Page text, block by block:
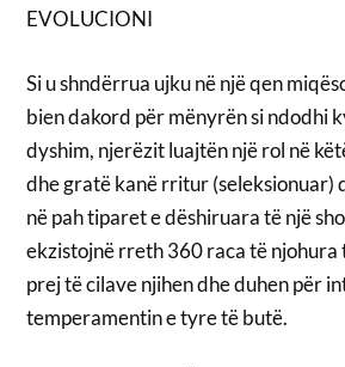
EVOLUCIONI
Si u shndërrua ujku në një qen
bien dakord për mënyrën si ndodhi
dyshim, njerëzit luajtën një rol në
dhe gratë kanë rritur (seleksionuar)
në pah tiparet e dëshiruara të një
ekzistojnë rreth 360 raca të njohura
prej të cilave njihen dhe duhen për
temperamentin e tyre të butë.